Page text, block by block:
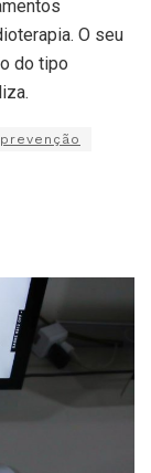
O seu
do tipo
prevenção